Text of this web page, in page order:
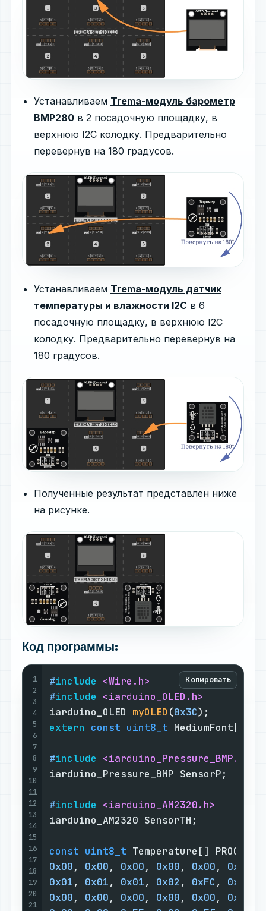
Устанавливаем Trema-модуль барометр
BMP280 в 2 посадочную площадку, в
верхнюю I2C колодку. Предварительно
перевернув на 180 градусов.
Устанавливаем Trema-модуль датчик
температуры и влажности I2C в 6
посадочную площадку, в верхнюю I2C
колодку. Предварительно перевернув на
180 градусов.
Полученные результат представлен ниже
на рисунке.
Код программы:
Копировать
1
2
3
4
5
6
7
8
9
10
11
12
13
14
15
16
17
18
19
20
21
#include <Wire.h>
#include <iarduino_OLED.h>
iarduino_OLED myOLED (0x3C)
extern const uint8_t
#include <iarduino_Pressure_BMP.h>
#include <iarduino_AM2320.h>
const uint8_t Temperature[]
0x00, 0x00, 0x00, 0x00, 0x00, 0x00
0x01, 0x01, 0x01, 0x02 , 0xFC , 0x00
0x00, 0x00, 0x00, 0x00, 0x00, 0x00